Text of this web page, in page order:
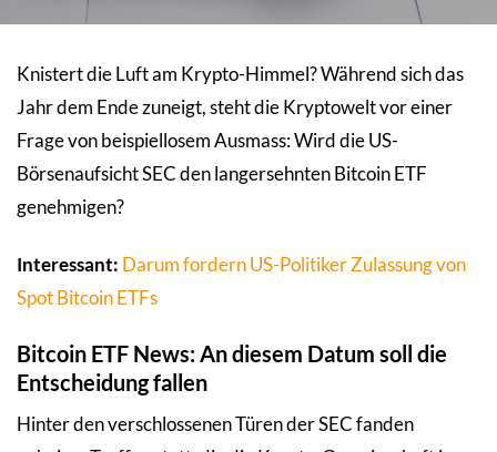
Knistert die Luft am Krypto-Himmel? Während sich das
Jahr dem Ende zuneigt, steht die Kryptowelt vor einer
Frage von beispiellosem Ausmass: Wird die US-
Börsenaufsicht SEC den langersehnten Bitcoin ETF
genehmigen?
Interessant: Darum fordern US-Politiker Zulassung von
Spot Bitcoin ETFs
Bitcoin ETF News: An diesem Datum soll die
Entscheidung fallen
Hinter den verschlossenen Türen der SEC fanden